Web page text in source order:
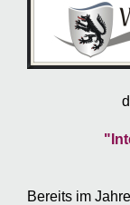
Bereits im